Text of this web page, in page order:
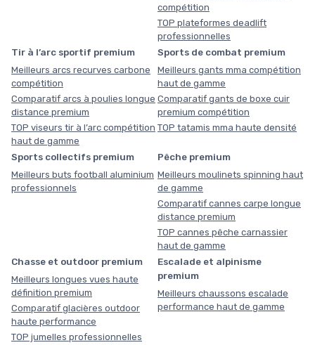
compétition
TOP plateformes deadlift
professionnelles
Tir à l’arc sportif premium
Meilleurs arcs recurves carbone
compétition
Comparatif arcs à poulies longue
distance premium
TOP viseurs tir à l’arc compétition
haut de gamme
Sports de combat premium
Meilleurs gants mma compétition
haut de gamme
Comparatif gants de boxe cuir
premium compétition
TOP tatamis mma haute densité
Sports collectifs premium
Meilleurs buts football aluminium
professionnels
Pêche premium
Meilleurs moulinets spinning haut
de gamme
Comparatif cannes carpe longue
distance premium
TOP cannes pêche carnassier
haut de gamme
Chasse et outdoor premium
Meilleurs longues vues haute
définition premium
Comparatif glacières outdoor
haute performance
TOP jumelles professionnelles
Escalade et alpinisme
premium
Meilleurs chaussons escalade
performance haut de gamme